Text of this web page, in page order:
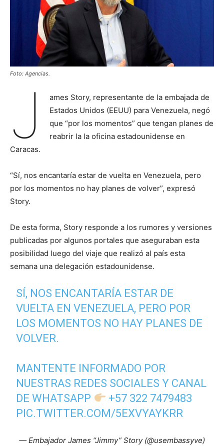
Foto: Agencias.
J
ames Story, representante de la embajada de
Estados Unidos (EEUU) para Venezuela, negó
que “por los momentos” que tengan planes de
reabrir la la oficina estadounidense en
Caracas.
“Sí, nos encantaría estar de vuelta en Venezuela, pero
por los momentos no hay planes de volver”, expresó
Story.
De esta forma, Story responde a los rumores y versiones
publicadas por algunos portales que aseguraban esta
posibilidad luego del viaje que realizó al país esta
semana una delegación estadounidense.
SÍ, NOS ENCANTARÍA ESTAR DE
VUELTA EN VENEZUELA, PERO POR
LOS MOMENTOS NO HAY PLANES DE
VOLVER.
MANTENTE INFORMADO POR
NUESTRAS REDES SOCIALES Y CANAL
DE WHATSAPP
+57 322 7479483
PIC.TWITTER.COM/5EXVYAYKRR
— Embajador James “Jimmy” Story (@usembassyve)